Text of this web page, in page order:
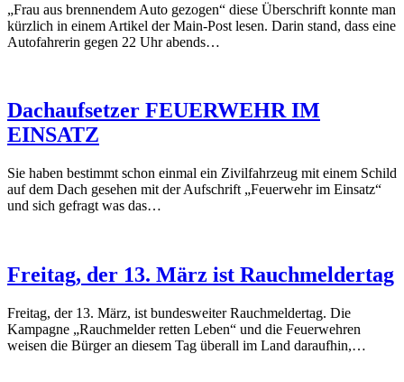
„Frau aus brennendem Auto gezogen“ diese Überschrift konnte man
kürzlich in einem Artikel der Main-Post lesen. Darin stand, dass eine
Autofahrerin gegen 22 Uhr abends…
Dachaufsetzer FEUERWEHR IM
EINSATZ
Sie haben bestimmt schon einmal ein Zivilfahrzeug mit einem Schild
auf dem Dach gesehen mit der Aufschrift „Feuerwehr im Einsatz“
und sich gefragt was das…
Freitag, der 13. März ist Rauchmeldertag
Freitag, der 13. März, ist bundesweiter Rauchmeldertag. Die
Kampagne „Rauchmelder retten Leben“ und die Feuerwehren
weisen die Bürger an diesem Tag überall im Land daraufhin,…